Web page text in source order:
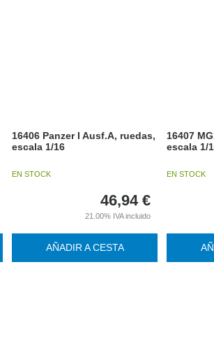
16406 Panzer I Ausf.A, ruedas,
escala 1/16
EN STOCK
46,94 €
21.00% IVA incluido
AÑADIR A CESTA
16407
escala 1/
EN STOCK